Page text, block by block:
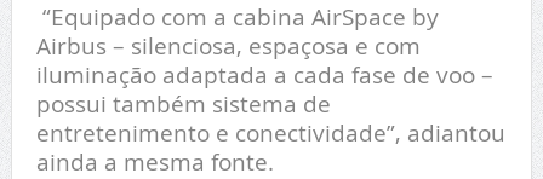
“Equipado com a cabina AirSpace by
Airbus – silenciosa, espaçosa e com
iluminação adaptada a cada fase de voo –
possui também sistema de
entretenimento e conectividade”, adiantou
ainda a mesma fonte.